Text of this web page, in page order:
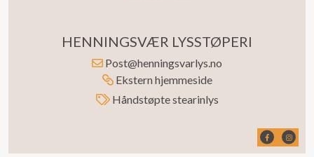
av
5
HENNINGSVÆR LYSSTØPERI
Post@henningsvarlys.no
Ekstern hjemmeside
Håndstøpte stearinlys